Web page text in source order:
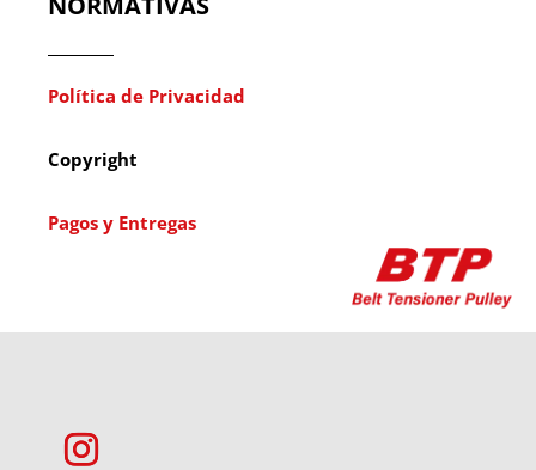
Política de Privacidad
Copyright
Pagos y Entregas